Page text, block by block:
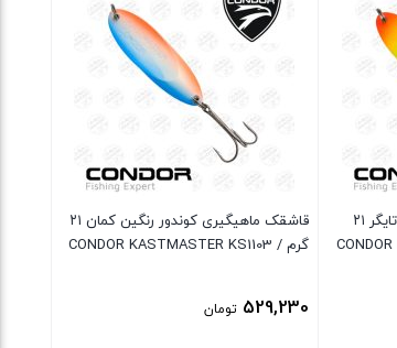
قاشقک ماهیگیری کوندور فایر تایگر ۲۱
قاشقک ماهیگیری کوندور رنگین کمان ۲۱
گرم / CONDOR KASTMASTER KS1103
529,230 تومان